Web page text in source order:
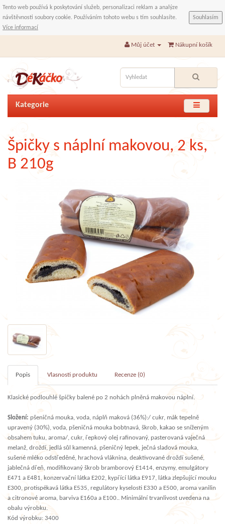
Tento web používá k poskytování služeb, personalizaci reklam a analýze
návštěvnosti soubory cookie. Používáním tohoto webu s tím souhlasíte.
Více informací
Souhlasím
Můj účet Nákupní košík
Kategorie
Špičky s náplní makovou, 2 ks,
B 210g
Popis Vlasnosti produktu Recenze (0)
Klasické podlouhlé špičky balené po 2 nohách plněná makovou náplní.
Složení: pšeničná mouka, voda, náplň maková (36%):/ cukr, mák tepelně
upravený (30%), voda, pšeničná mouka bobtnavá, škrob, kakao se sníženým
obsahem tuku, aroma/, cukr, řepkový olej rafinovaný, pasterovaná vaječná
melanž, droždí, jedlá sůl kamenná, pšeničný lepek, ječná sladová mouka,
sušené mléko odstředěné, hrachová vláknina, deaktivované droždí sušené,
jablečná dřeň, modifikovaný škrob bramborový E1414, enzymy, emulgátory
E471 a E481, konzervační látka E202, kypřící látka E917, látka zlepšující mouku
E300, protispékavá látka E535, regulátory kyselosti E330 a E500, aroma vanilin
a citronové aroma, barviva E160a a E100.. Minimální trvanlivost uvedena na
obalu výrobku.
Kód výrobku: 3400